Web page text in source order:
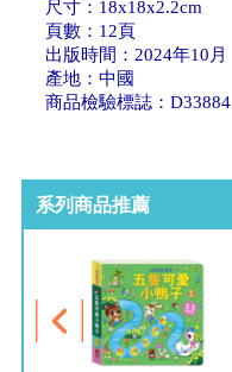
尺寸：18x18x2.2cm
頁數：12頁
出版時間：2024年10月
產地：中國
商品檢驗標誌：D33884
系列商品推薦